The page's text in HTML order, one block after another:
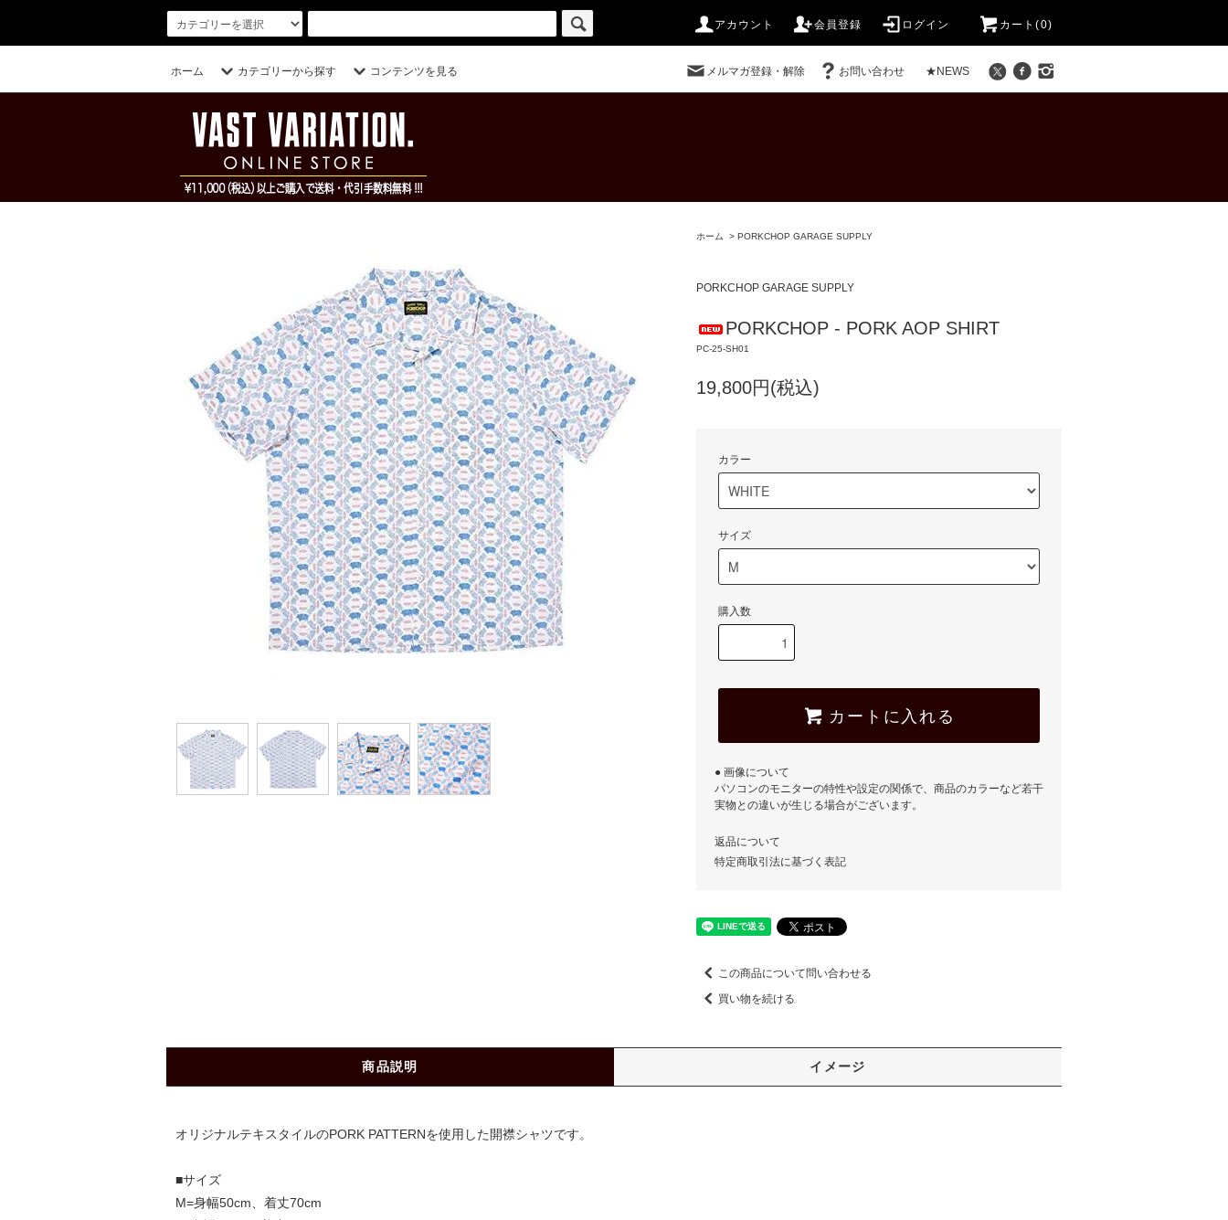
アカウント 会員登録 ログイン カート(0)
ホーム カテゴリーから探す コンテンツを見る メルマガ登録・解除 お問い合わせ ★NEWS
ホーム > PORKCHOP GARAGE SUPPLY
PORKCHOP GARAGE SUPPLY
PORKCHOP - PORK AOP SHIRT
PC-25-SH01
19,800円(税込)
カラー
サイズ
購入数
カートに入れる
● 画像について
パソコンのモニターの特性や設定の関係で、商品のカラーなど若干
実物との違いが生じる場合がございます。
返品について
特定商取引法に基づく表記
この商品について問い合わせる
買い物を続ける
商品説明 イメージ
オリジナルテキスタイルのPORK PATTERNを使用した開襟シャツです。
■サイズ
M=身幅50cm、着丈70cm